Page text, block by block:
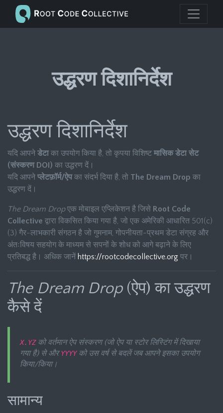
उद्धरण दिशानिर्देश
उद्धरण दिशानिर्देश
यदि आपने डेटाका उपयोग किया है, तो कृपया विशिष्ट मासिक डेटा सेट
(संस्करण DOI) का उद्धरण दें।
यदि आपने प्लेटफ़ॉर्म/ऐपका संदर्भ दिया है, तो The Dream Drop का
उद्धरण दें।
The Dream Dropएक मोबाइल एप्लिकेशन है जिसे Root Code
Collective द्वारा विकसित किया गया है, जो एक अमेरिकी आधारित 501(c)
(3) गैर-लाभकारी संगठन है जो गुमनाम, गोपनीयता-प्रथम डेटा संग्रह और
अंतःविषय सहयोग के माध्यम से सपनों के शोध को आगे बढ़ाने के लिए
प्रतिबद्ध है। अधिक जानें https://rootcodecollective.org पर।
The Dream Drop(ऐप) का उद्धरण
कैसे दें
X.YZको वर्तमान ऐप संस्करण (जो ऐप या स्टोर लिस्टिंग में दिखाया
गया है) से औरYYYYको उस वर्ष से बदलें जब आपने इसका उपयोग
किया/किया।
सामान्य